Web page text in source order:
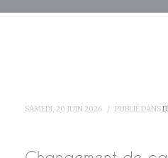
SAMEDI, 20 JUIN 2026 / PUBLIÉ DANS